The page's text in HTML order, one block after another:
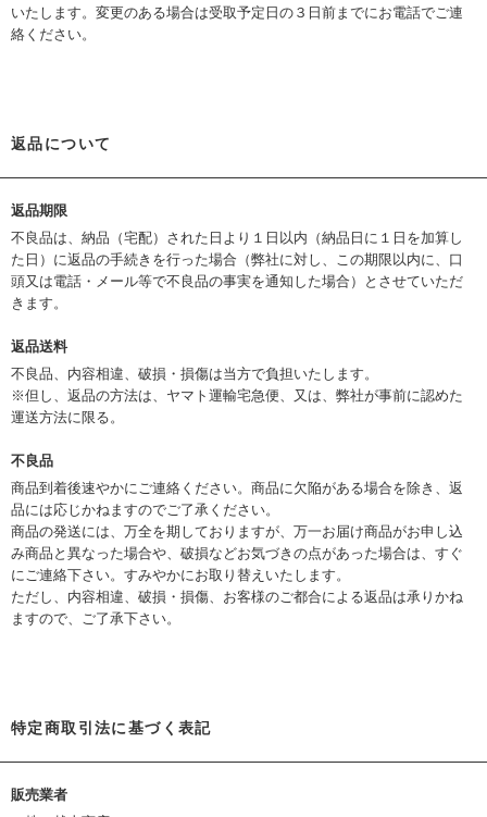
いたします。変更のある場合は受取予定日の３日前までにお電話でご連
絡ください。
返品について
返品期限
不良品は、納品（宅配）された日より１日以内（納品日に１日を加算し
た日）に返品の手続きを行った場合（弊社に対し、この期限以内に、口
頭又は電話・メール等で不良品の事実を通知した場合）とさせていただ
きます。
返品送料
不良品、内容相違、破損・損傷は当方で負担いたします。
※但し、返品の方法は、ヤマト運輸宅急便、又は、弊社が事前に認めた
運送方法に限る。
不良品
商品到着後速やかにご連絡ください。商品に欠陥がある場合を除き、返
品には応じかねますのでご了承ください。
商品の発送には、万全を期しておりますが、万一お届け商品がお申し込
み商品と異なった場合や、破損などお気づきの点があった場合は、すぐ
にご連絡下さい。すみやかにお取り替えいたします。
ただし、内容相違、破損・損傷、お客様のご都合による返品は承りかね
ますので、ご了承下さい。
特定商取引法に基づく表記
販売業者